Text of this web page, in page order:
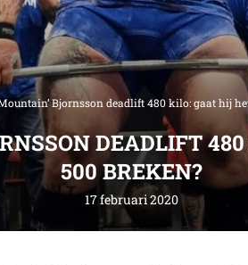
Bjornsson deadlift 480 kilo: gaat hij
DEADLIFT
500 BREKEN?
17 februari 2020